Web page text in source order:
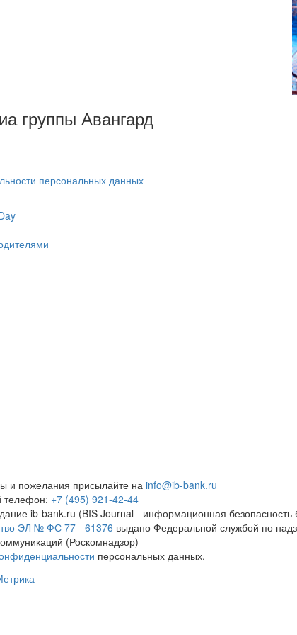
группы Авангард
персональных данных
и пожелания присылайте на info@ib-bank.ru
телефон: +7 (495) 921-42-44
ib-bank.ru (BIS Journal - информационная безопасность
ЭЛ № ФС 77 - 61376 выдано Федеральной службой по
(Роскомнадзор)
персональных данных.